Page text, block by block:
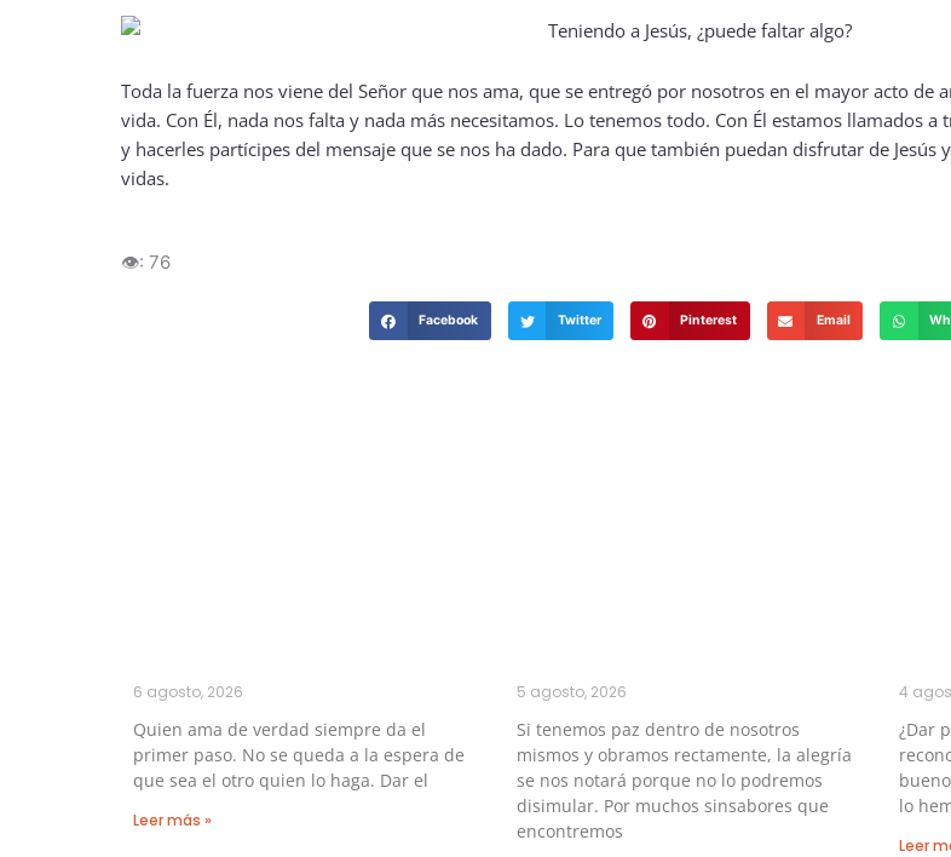
Toda la fuerza nos viene del Señor que nos ama, que se entregó por nosotros en el mayor acto de
vida. Con Él, nada nos falta y nada más necesitamos. Lo tenemos todo. Con Él estamos llamados
y hacerles partícipes del mensaje que se nos ha dado. Para que también puedan disfrutar de Jesús
vidas.
👁️: 76
Facebook Twitter Pinterest Email
6 agosto, 2026
Quien ama de verdad siempre da el
primer paso. No se queda a la espera de
que sea el otro quien lo haga. Dar el
Leer más »
5 agosto, 2026
Si tenemos paz dentro de nosotros
mismos y obramos rectamente, la alegría
se nos notará porque no lo podremos
disimular. Por muchos sinsabores que
encontremos
4
¿Dar
lo
Leer